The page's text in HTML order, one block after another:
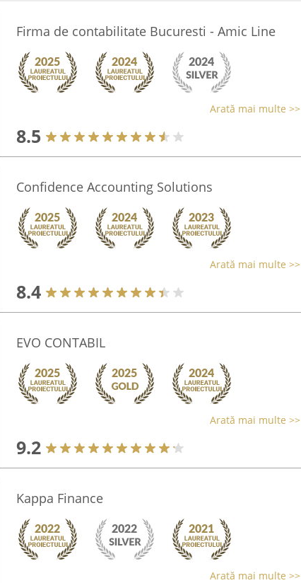
Firma de contabilitate Bucuresti - Amic Line
Arată mai multe >>
8.5
Confidence Accounting Solutions
Arată mai multe >>
8.4
EVO CONTABIL
Arată mai multe >>
9.2
Kappa Finance
Arată mai multe >>